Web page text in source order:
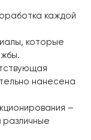
каждой
которые
нанесена
–
различные